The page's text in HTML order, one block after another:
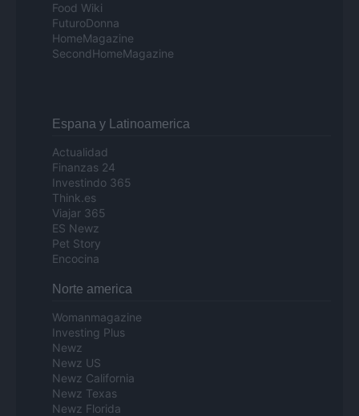
Food Wiki
FuturoDonna
HomeMagazine
SecondHomeMagazine
Espana y Latinoamerica
Actualidad
Finanzas 24
Investindo 365
Think.es
Viajar 365
ES Newz
Pet Story
Encocina
Norte america
Womanmagazine
Investing Plus
Newz
Newz US
Newz California
Newz Texas
Newz Florida